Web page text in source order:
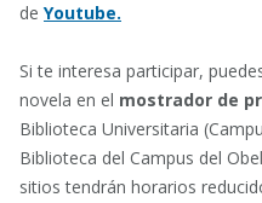
de Youtube.
Si te interesa participar,
novela en el mostrador de
Biblioteca Universitaria
Biblioteca del Campus del
sitios tendrán horarios